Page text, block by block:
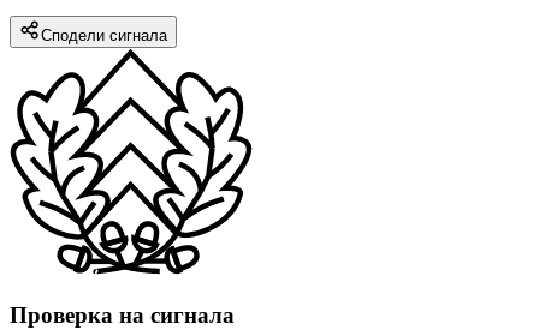
Сподели сигнала
Проверка на сигнала